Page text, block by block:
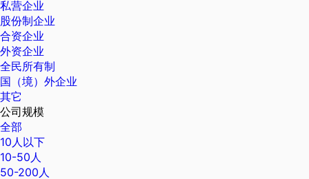
私营企业
股份制企业
合资企业
外资企业
全民所有制
国（境）外企业
其它
公司规模
全部
10人以下
10-50人
50-200人